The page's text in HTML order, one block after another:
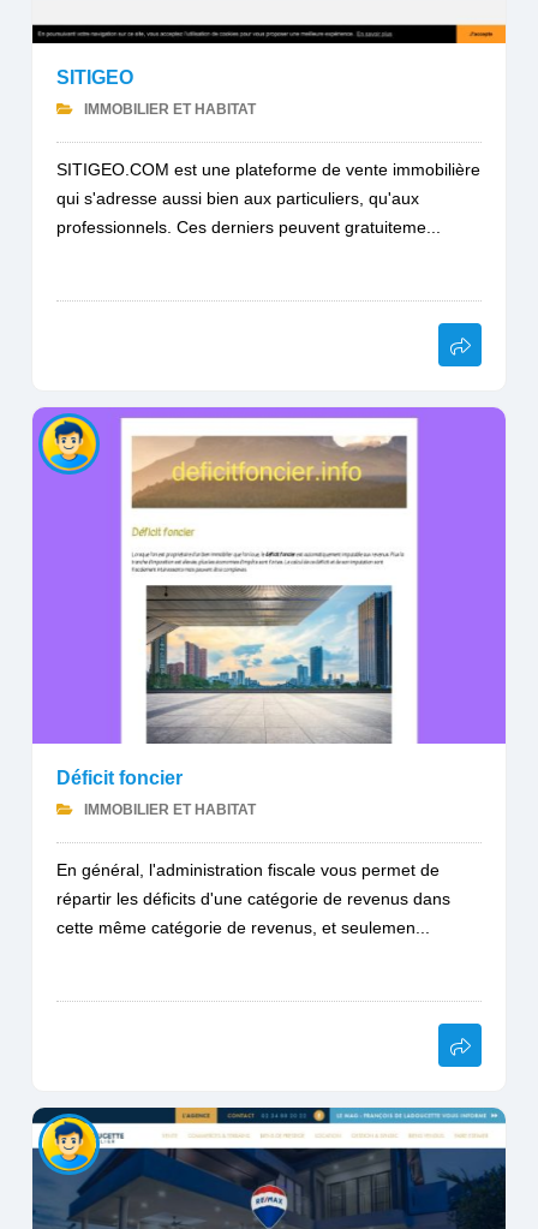
SITIGEO
IMMOBILIER ET HABITAT
SITIGEO.COM est une plateforme de vente immobilière
qui s'adresse aussi bien aux particuliers, qu'aux
professionnels. Ces derniers peuvent gratuiteme...
Déficit foncier
IMMOBILIER ET HABITAT
En général, l'administration fiscale vous permet de
répartir les déficits d'une catégorie de revenus dans
cette même catégorie de revenus, et seulemen...